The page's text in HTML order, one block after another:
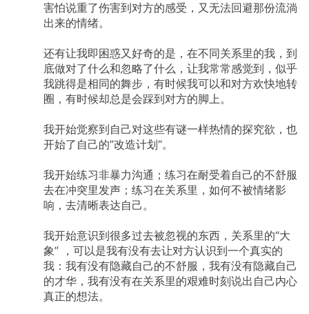
害怕说重了伤害到对方的感受，又无法回避那份流淌
出来的情绪。
还有让我即困惑又好奇的是，在不同关系里的我，到
底做对了什么和忽略了什么，让我常常感觉到，似乎
我跳得是相同的舞步，有时候我可以和对方欢快地转
圈，有时候却总是会踩到对方的脚上。
我开始觉察到自己对这些有谜一样热情的探究欲，也
开始了自己的”改造计划“。
我开始练习非暴力沟通；练习在耐受着自己的不舒服
去在冲突里发声；练习在关系里，如何不被情绪影
响，去清晰表达自己。
我开始意识到很多过去被忽视的东西，关系里的“大
象” ，可以是我有没有去让对方认识到一个真实的
我：我有没有隐藏自己的不舒服，我有没有隐藏自己
的才华，我有没有在关系里的艰难时刻说出自己内心
真正的想法。